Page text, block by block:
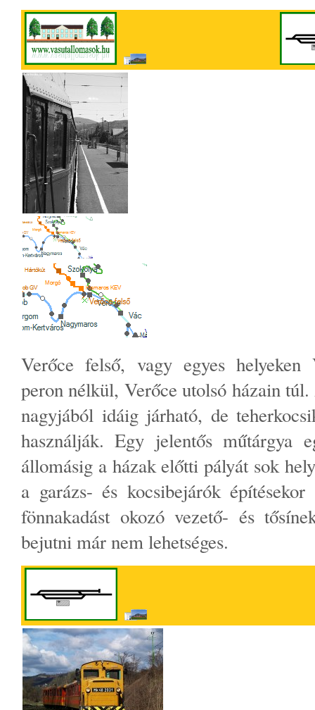
Verőce felső, vagy egyes helyeken
peron nélkül, Verőce utolsó házain
nagyjából idáig járható, de
használják. Egy jelentős műtárgya
állomásig a házak előtti pályát sok
a garázs- és kocsibejárók építésekor
fönnakadást okozó vezető- és
bejutni már nem lehetséges.